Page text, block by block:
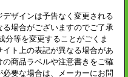
ザインは予告なく変更される
場合がございますのでご了承
等を変更することがごくま
ト上の表記が異なる場合があ
商品ラベルや注意書きをご確
要な場合は、メーカーにお問